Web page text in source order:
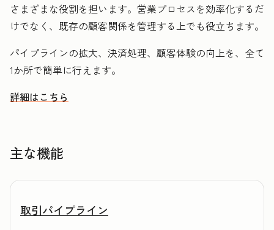
さまざまな役割を担います。営業プロセスを効率化するだ
けでなく、既存の顧客関係を管理する上でも役立ちます。
パイプラインの拡大、決済処理、顧客体験の向上を、全て
1か所で簡単に行えます。
詳細はこちら
HubSpotを活用して売上を拡大し回収を効率化する方法
主な機能
取引パイプライン